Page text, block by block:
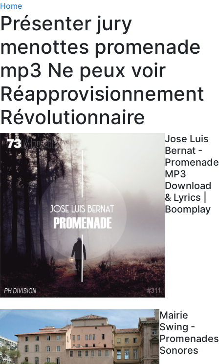
Home
Présenter jury
menottes promenade
mp3 Ne peux voir
Réapprovisionnement
Révolutionnaire
Jose Luis
Bernat -
Promenade
MP3
Download
& Lyrics |
Boomplay
Mairie
Swing -
Promenades
Sonores